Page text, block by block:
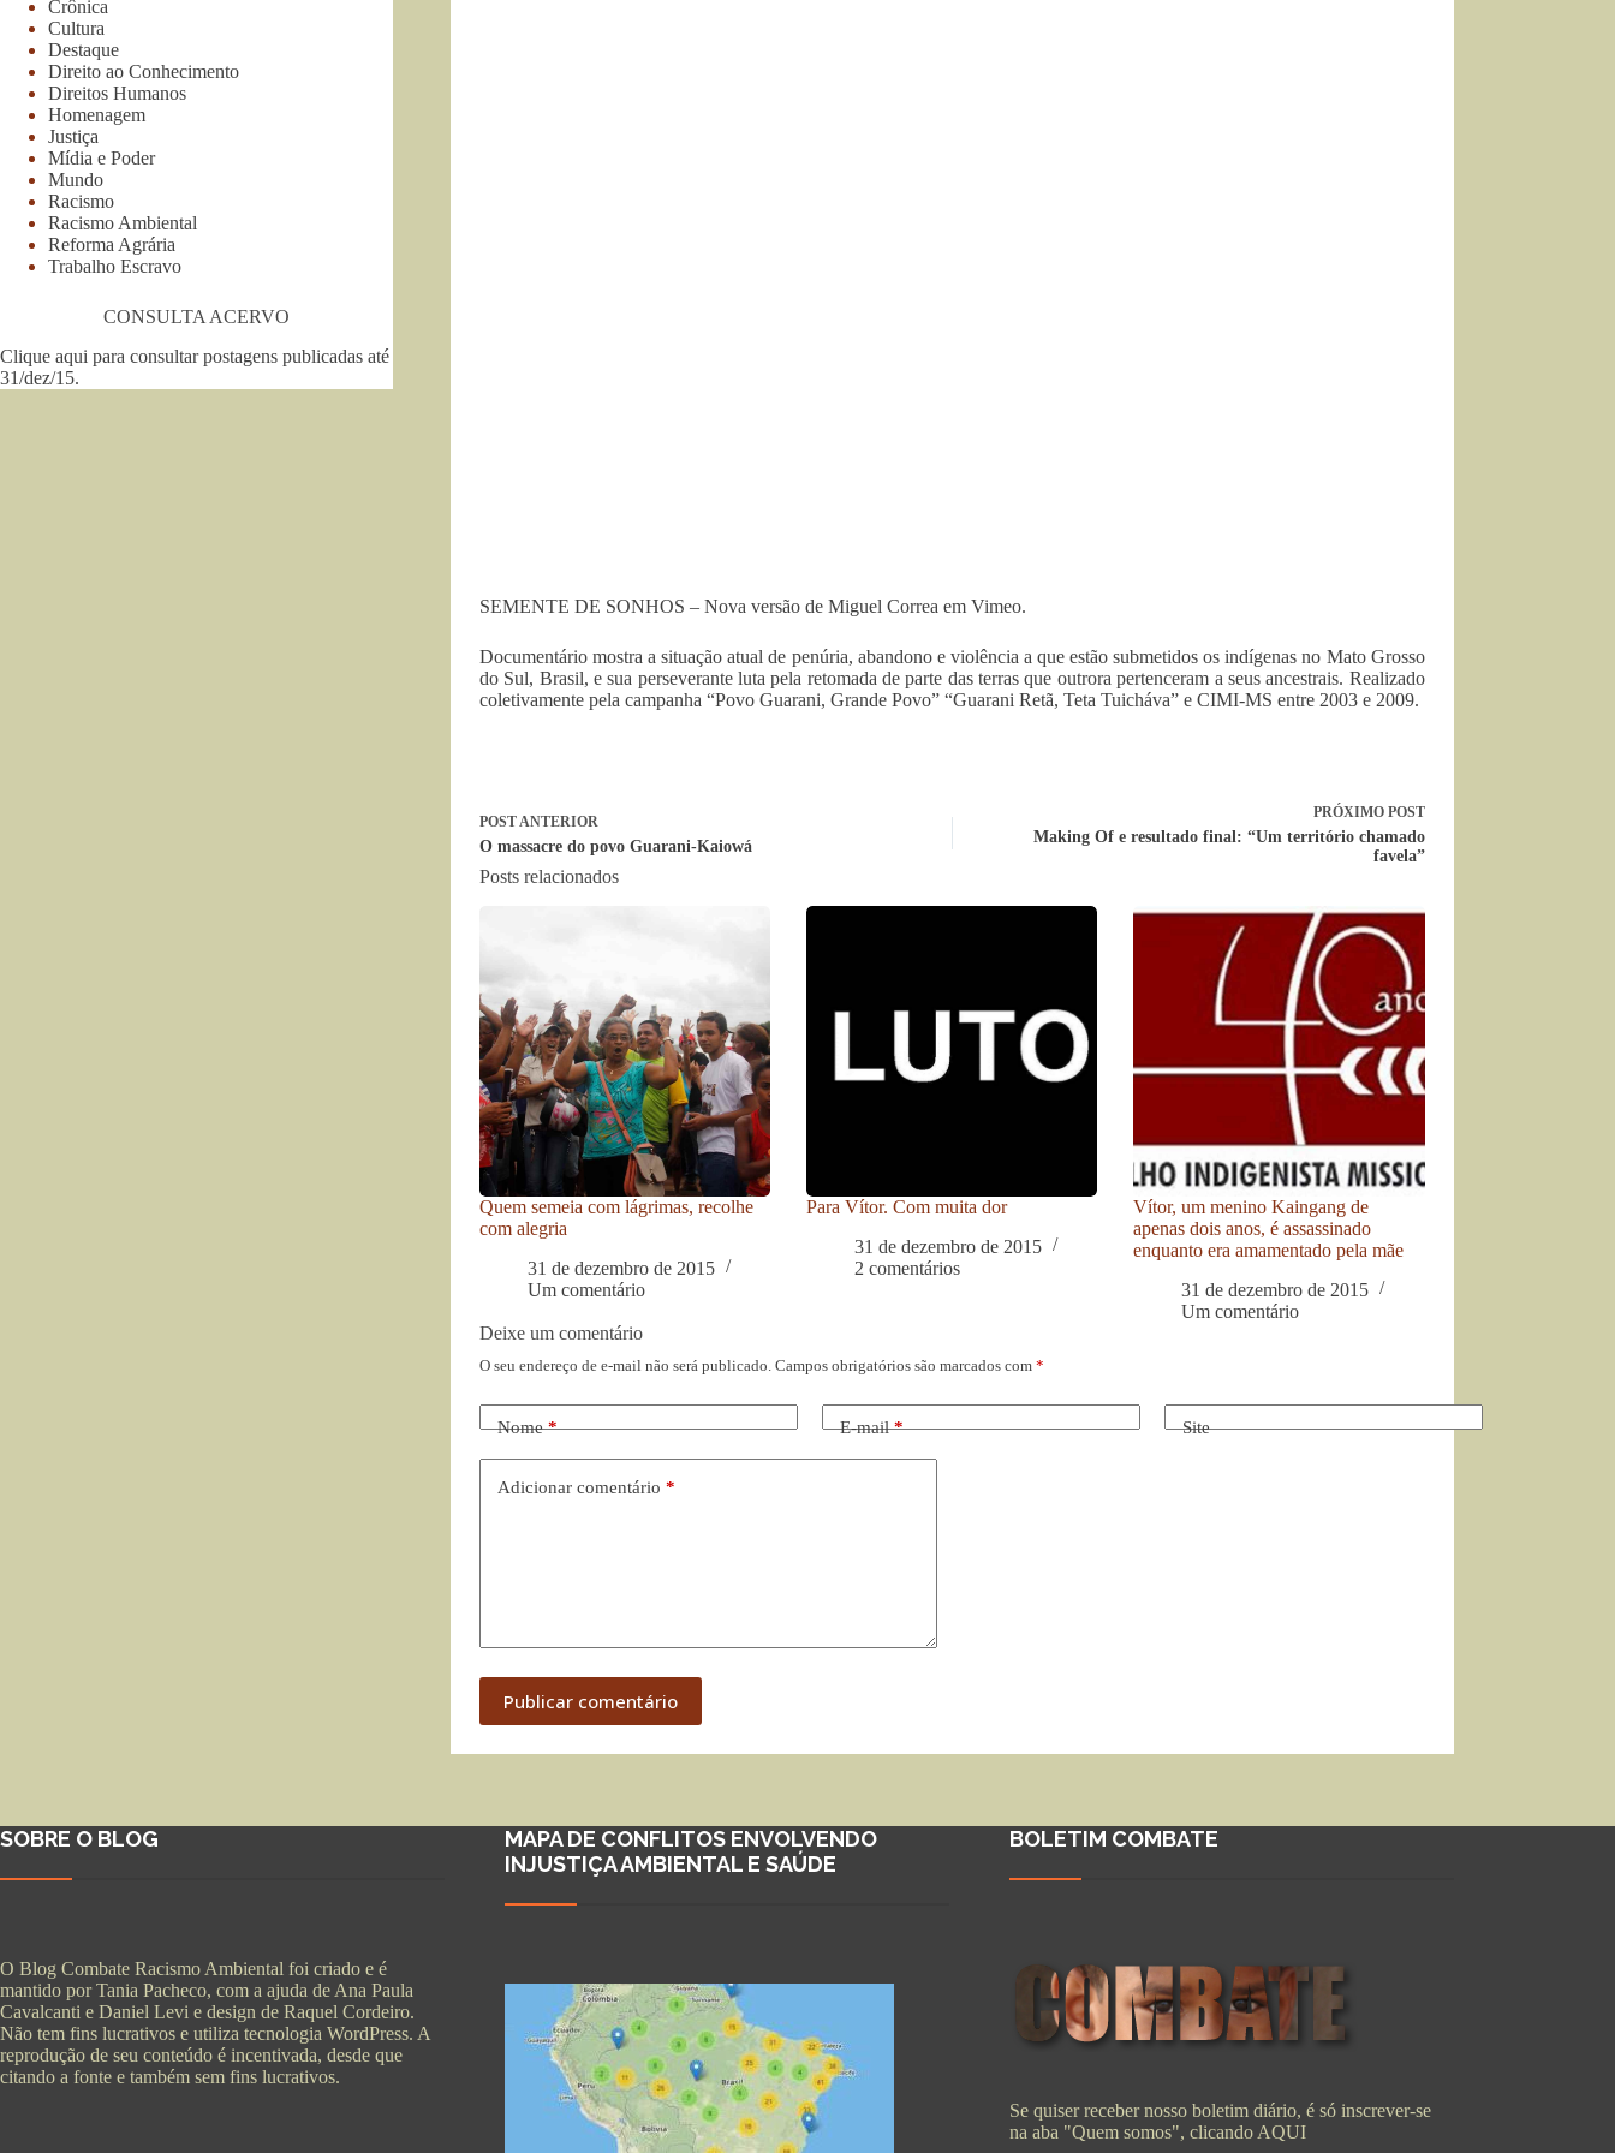
SEMENTE DE SONHOS – Nova versão de Miguel Correa em Vimeo.
Documentário mostra a situação atual de penúria, abandono e violência a que estão submetidos os indígenas no Mato Grosso
do Sul, Brasil, e sua perseverante luta pela retomada de parte das terras que outrora pertenceram a seus ancestrais. Realizado
coletivamente pela campanha “Povo Guarani, Grande Povo” “Guarani Retã, Teta Tuicháva” e CIMI-MS entre 2003 e 2009.
POSTANTERIOR
O massacre do povo Guarani-Kaiowá
PRÓXIMO POST
Making Of e resultado final: “Um território chamado
favela”
Posts relacionados
Quem semeia com lágrimas, recolhe
com alegria
31 de dezembro de 2015
Um comentário
Para Vítor. Com muita dor
31 de dezembro de 2015
2 comentários
Vítor, um menino Kaingang de
apenas dois anos, é assassinado
enquanto era amamentado pela mãe
31 de dezembro de 2015
Um comentário
Deixe um comentário
O seu endereço de e-mail não será publicado. Campos obrigatórios são marcados com *
Nome* E-mail* Site
Adicionar comentário *
Publicar comentário
Crônica
Cultura
Destaque
Direito ao Conhecimento
Direitos Humanos
Homenagem
Justiça
Mídia e Poder
Mundo
Racismo
Racismo Ambiental
Reforma Agrária
Trabalho Escravo
CONSULTA ACERVO
Clique aqui para consultar postagens publicadas até
31/dez/15.
SOBRE O BLOG
O Blog Combate Racismo Ambiental foi criado e é
mantido por Tania Pacheco, com a ajuda de Ana Paula
Cavalcanti e Daniel Levi e design de Raquel Cordeiro.
Não tem fins lucrativos e utiliza tecnologia WordPress. A
reprodução de seu conteúdo é incentivada, desde que
citando a fonte e também sem fins lucrativos.
MAPA DE CONFLITOS ENVOLVENDO
INJUSTIÇA AMBIENTAL E SAÚDE
BOLETIM COMBATE
Se quiser receber nosso boletim diário, é só inscrever-se
na aba "Quem somos", clicando AQUI